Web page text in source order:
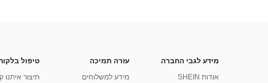
מידע לגבי החברה
אודות SHEIN
עזרה תמיכה
מידע למשלוחים
טיפול
תיצור איתנו